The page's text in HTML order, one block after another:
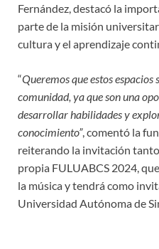
Fernández, destacó la
parte de la misión
cultura y el aprendizaje
“Queremos que estos
comunidad, ya que son una
desarrollar habilidades y
conocimiento”, comentó la
reiterando la invitación
propia FULUABCS 2024,
la música y tendrá como
Universidad Autónoma de